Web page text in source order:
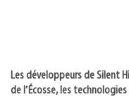
Les développeurs de Silent
de l’Écosse, les